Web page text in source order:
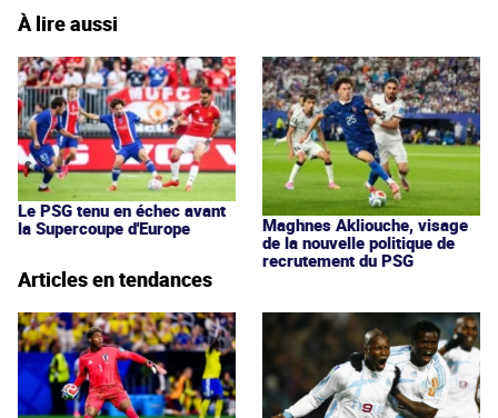
À lire aussi
Le PSG tenu en échec avant
la Supercoupe d'Europe
Maghnes Akliouche, visage
de la nouvelle politique de
recrutement du PSG
Articles en tendances